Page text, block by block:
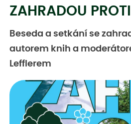
ZAHRADOU PROTI
Beseda a setkání se
autorem knih a
Lefflerem